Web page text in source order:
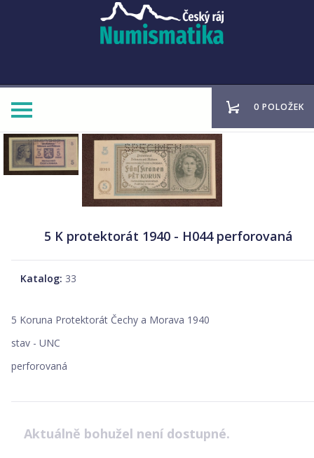
0 POLOŽEK
5 K protektorát 1940 - H044 perforovaná
Katalog: 33
5 Koruna Protektorát Čechy a Morava 1940
stav - UNC
perforovaná
Aktuálně bohužel není dostupné.